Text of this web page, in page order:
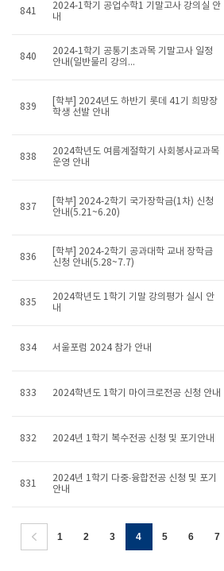
841
2024-1학기 공업수학1 기말고사 강의실 안
내
840
2024-1학기 공통기초과목 기말고사 일정
안내(일반물리 강의...
839
[학부] 2024년도 하반기 롯데 41기 희망장
학생 선발 안내
838
2024학년도 여름계절학기 사회봉사교과목
운영 안내
837
[학부] 2024-2학기 국가장학금(1차) 신청
안내(5.21~6.20)
836
[학부] 2024-2학기 공과대학 교내 장학금
신청 안내(5.28~7.7)
835
2024학년도 1학기 기말 강의평가 실시 안
내
834 서울포럼 2024 참가 안내
833 2024학년도 1학기 마이크로전공 신청 안내
832 2024년 1학기 복수전공 신청 및 포기안내
831
2024년 1학기 다중∙융합전공 신청 및 포기
안내
1 2 3 4 5 6 7